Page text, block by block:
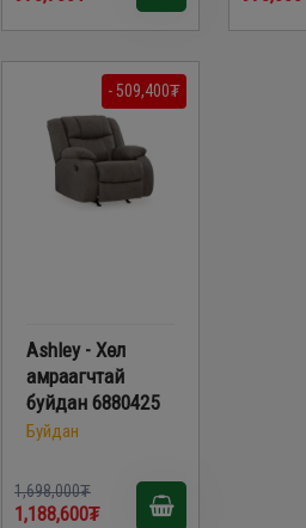
- 509,400₮
Ashley - Хөл
амраагчтай
буйдан 6880425
Буйдан
1,698,000₮
1,188,600₮